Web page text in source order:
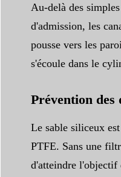
Au-delà des
d'admission, les
pousse vers les
s'écoule dans le
Prévention des
Le sable siliceux
PTFE. Sans une
d'atteindre l'objectif